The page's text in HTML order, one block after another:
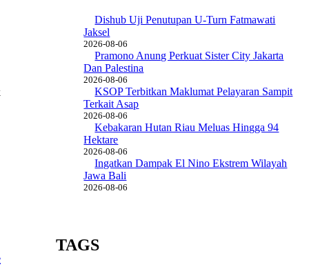
Dishub Uji Penutupan U-Turn Fatmawati
Jaksel
2026-08-06
Pramono Anung Perkuat Sister City Jakarta
Dan Palestina
2026-08-06
KSOP Terbitkan Maklumat Pelayaran Sampit
Terkait Asap
2026-08-06
Kebakaran Hutan Riau Meluas Hingga 94
Hektare
2026-08-06
Ingatkan Dampak El Nino Ekstrem Wilayah
Jawa Bali
2026-08-06
TAGS